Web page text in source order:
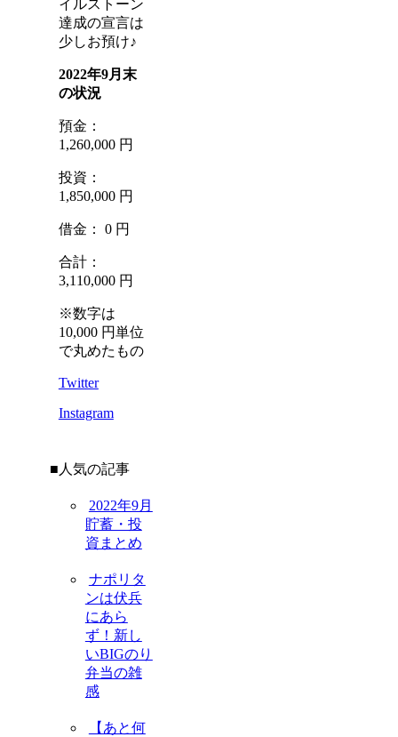
イルストーン
達成の宣言は
少しお預け♪
2022年9月末
の状況
預金：
1,260,000 円
投資：
1,850,000 円
借金： 0 円
合計：
3,110,000 円
※数字は
10,000 円単位
で丸めたもの
Twitter
Instagram
■人気の記事
2022年9月
貯蓄・投
資まとめ
ナポリタ
ンは伏兵
にあら
ず！新し
いBIGのり
弁当の雑
感
【あと何